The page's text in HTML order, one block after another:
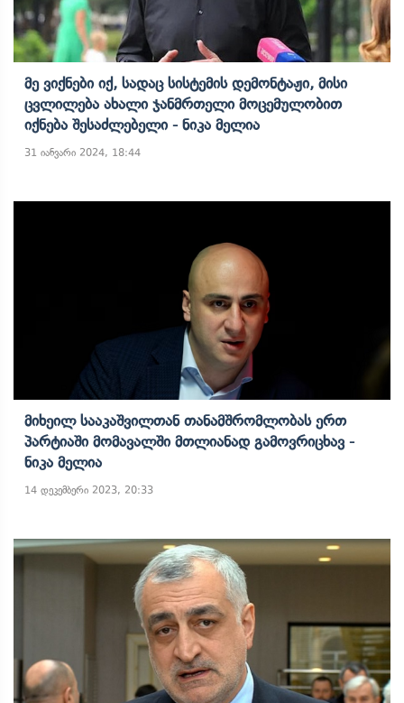
Მე Ვიქნები Იქ, Სადაც Სისტემის Დემონტაჟი, Მისი
Ცვლილება Ახალი Ჯანმრთელი Მოცემულობით
Იქნება Შესაძლებელი - Ნიკა Მელია
31 იანვარი 2024, 18:44
Მიხეილ Სააკაშვილთან Თანამშრომლობას Ერთ
Პარტიაში Მომავალში Მთლიანად Გამოვრიცხავ -
Ნიკა Მელია
14 დეკემბერი 2023, 20:33